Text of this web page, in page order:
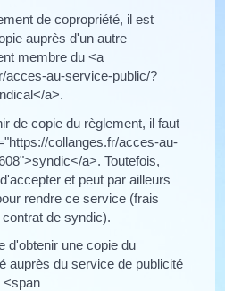
de copropriété, il est
auprès d'un autre
membre du <a
acces-au-service-public/?
a>.
de copie du règlement, il faut
collanges.fr/acces-au-
a>. Toutefois,
et peut par ailleurs
rendre ce service (frais
de syndic).
d'obtenir une copie du
auprès du service de publicité
<span